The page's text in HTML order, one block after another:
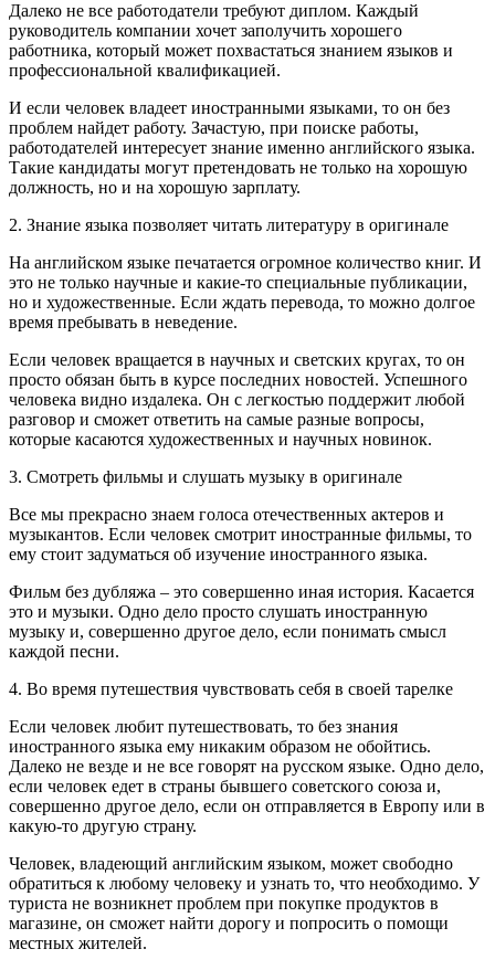
Далеко не все работодатели требуют диплом. Каждый
руководитель компании хочет заполучить хорошего
работника, который может похвастаться знанием языков и
профессиональной квалификацией.
И если человек владеет иностранными языками, то он без
проблем найдет работу. Зачастую, при поиске работы,
работодателей интересует знание именно английского языка.
Такие кандидаты могут претендовать не только на хорошую
должность, но и на хорошую зарплату.
2. Знание языка позволяет читать литературу в оригинале
На английском языке печатается огромное количество книг. И
это не только научные и какие-то специальные публикации,
но и художественные. Если ждать перевода, то можно долгое
время пребывать в неведение.
Если человек вращается в научных и светских кругах, то он
просто обязан быть в курсе последних новостей. Успешного
человека видно издалека. Он с легкостью поддержит любой
разговор и сможет ответить на самые разные вопросы,
которые касаются художественных и научных новинок.
3. Смотреть фильмы и слушать музыку в оригинале
Все мы прекрасно знаем голоса отечественных актеров и
музыкантов. Если человек смотрит иностранные фильмы, то
ему стоит задуматься об изучение иностранного языка.
Фильм без дубляжа – это совершенно иная история. Касается
это и музыки. Одно дело просто слушать иностранную
музыку и, совершенно другое дело, если понимать смысл
каждой песни.
4. Во время путешествия чувствовать себя в своей тарелке
Если человек любит путешествовать, то без знания
иностранного языка ему никаким образом не обойтись.
Далеко не везде и не все говорят на русском языке. Одно дело,
если человек едет в страны бывшего советского союза и,
совершенно другое дело, если он отправляется в Европу или в
какую-то другую страну.
Человек, владеющий английским языком, может свободно
обратиться к любому человеку и узнать то, что необходимо. У
туриста не возникнет проблем при покупке продуктов в
магазине, он сможет найти дорогу и попросить о помощи
местных жителей.